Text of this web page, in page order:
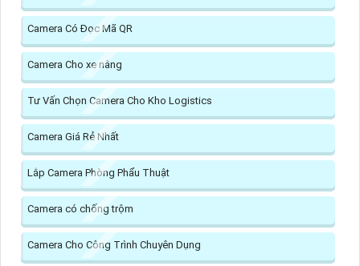
Camera Có Đọc Mã QR
Camera Cho xe nâng
Tư Vấn Chọn Camera Cho Kho Logistics
Camera Giá Rẻ Nhất
Lắp Camera Phòng Phẩu Thuật
Camera có chống trộm
Camera Cho Công Trình Chuyên Dụng